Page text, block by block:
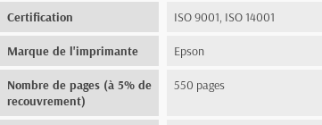
Certification ISO 9001, ISO 14001
Marque de l'imprimante Epson
Nombre de pages (à 5% de
recouvrement)
550 pages